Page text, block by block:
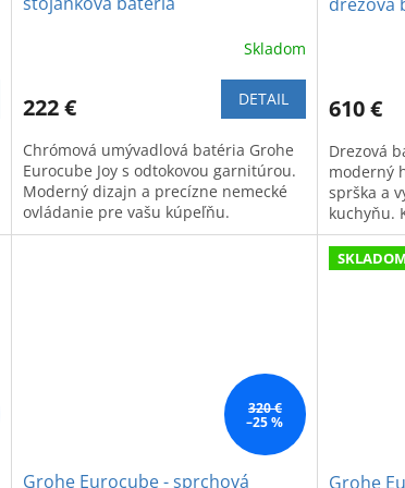
Skladom
222 € DETAIL
Chrómová umývadlová batéria Grohe
Eurocube Joy s odtokovou garnitúrou.
Moderný dizajn a precízne nemecké
ovládanie pre vašu kúpeľňu.
610 €
Drezová
moderný
sprška a
kuchyňu.
320 €
–25 %
Grohe Eurocube - sprchová Grohe